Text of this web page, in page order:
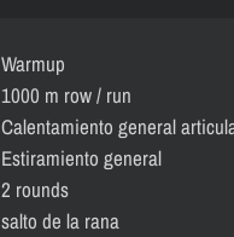
Warmup
1000 m row / run
Calentamiento general
Estiramiento general
2 rounds
salto de la rana